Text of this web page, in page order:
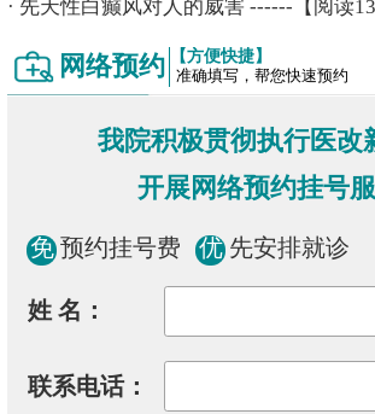
· 先天性白癫风对人的威害 ------【阅读
网络预约 【方便快捷】
准确填写，帮您快速预约
我院积极贯彻执行医改
开展网络预约挂号
免 预约挂号费 优 先安排就诊
姓 名：
联系电话：